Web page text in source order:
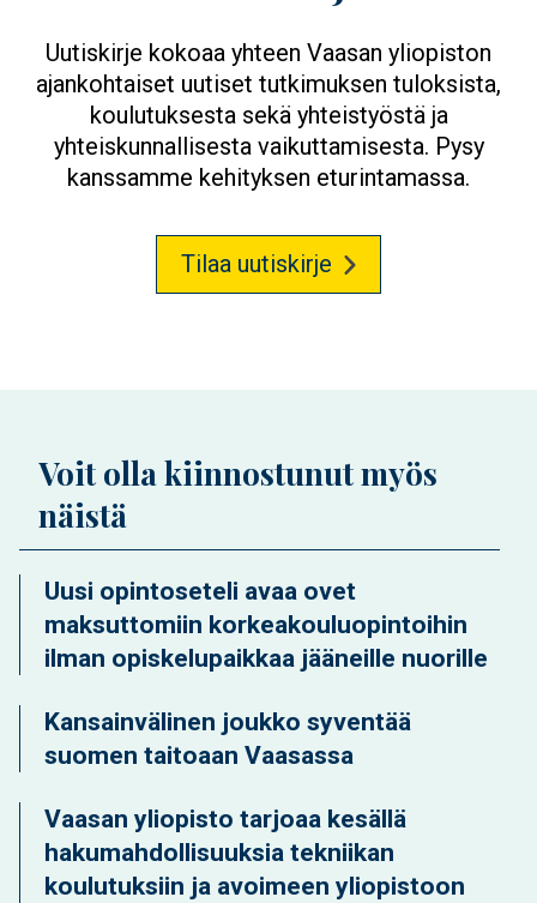
Uutiskirje kokoaa yhteen Vaasan yliopiston
ajankohtaiset uutiset tutkimuksen tuloksista,
koulutuksesta sekä yhteistyöstä ja
yhteiskunnallisesta vaikuttamisesta. Pysy
kanssamme kehityksen eturintamassa.
Tilaa uutiskirje
Voit olla kiinnostunut myös
näistä
Uusi opintoseteli avaa ovet
maksuttomiin korkeakouluopintoihin
ilman opiskelupaikkaa jääneille nuorille
Kansainvälinen joukko syventää
suomen taitoaan Vaasassa
Vaasan yliopisto tarjoaa kesällä
hakumahdollisuuksia tekniikan
koulutuksiin ja avoimeen yliopistoon